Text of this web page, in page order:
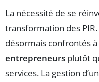
La nécessité de se
transformation des
désormais confrontés
entrepreneurs plutôt
services. La gestion